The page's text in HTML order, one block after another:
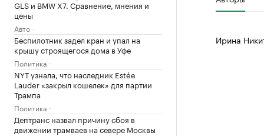
GLS и BMW X7. Сравнение, мнения и
цены
Авто
Беспилотник задел кран и упал на
крышу строящегося дома в Уфе
Политика
NYT узнала, что наследник Estée
Lauder «закрыл кошелек» для партии
Трампа
Политика
Дептранс назвал причину сбоя в
движении трамваев на севере Москвы
Ирина